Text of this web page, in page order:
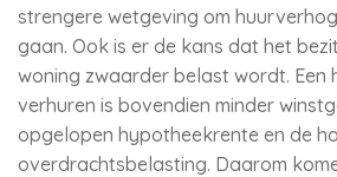
strengere wetgeving om
gaan. Ook is er de kans dat het
woning zwaarder belast wordt. Een
verhuren is bovendien minder
opgelopen hypotheekrente en de
overdrachtsbelasting. Daarom